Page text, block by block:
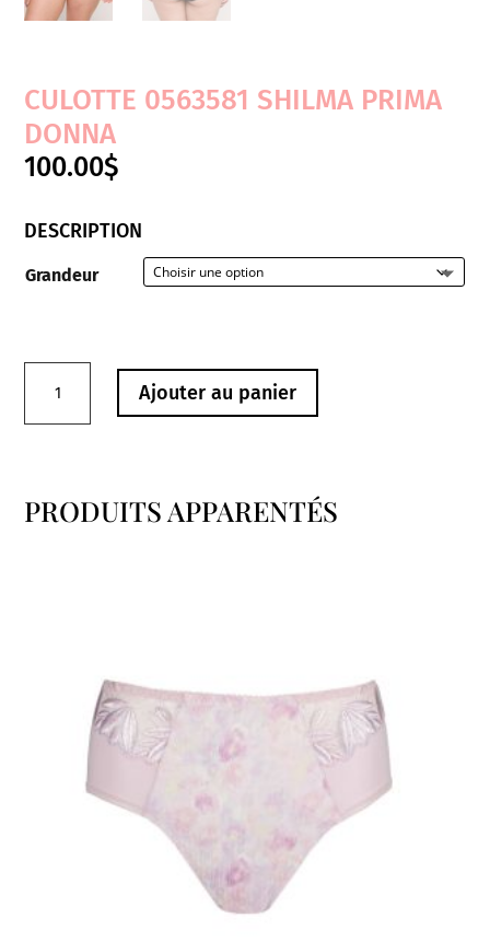
CULOTTE 0563581 SHILMA PRIMA
DONNA
100.00$
DESCRIPTION
Grandeur
Culotte
Prima
Ajouter au panier
PRODUITS APPARENTÉS
Produits similaires